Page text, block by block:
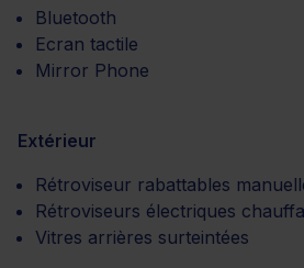
Bluetooth
Ecran tactile
Mirror Phone
Extérieur
Rétroviseur rabattables
Rétroviseurs électriques
Vitres arrières surteintées